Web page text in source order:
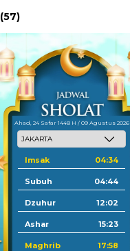
(57)
Ahad, 24 Safar 1448 H / 09 Agustus 2026
Imsak 04:34
Subuh 04:44
Dzuhur 12:02
Ashar 15:23
Maghrib 17:58